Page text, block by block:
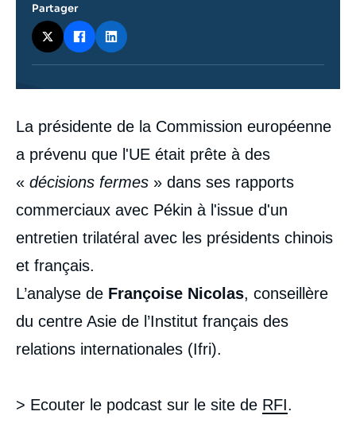
Contenu
intervention
médiatique
La présidente de la Commission européenne
a prévenu que l'UE était prête à des
« décisions fermes » dans ses rapports
commerciaux avec Pékin à l'issue d'un
entretien trilatéral avec les présidents chinois
et français.
L’analyse de Françoise Nicolas, conseillère
du centre Asie de l’Institut français des
relations internationales (Ifri).
> Ecouter le podcast sur le site de RFI.
Partager